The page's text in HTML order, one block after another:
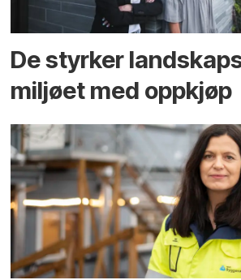
De styrker
miljøet med oppkjøp